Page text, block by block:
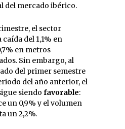
del mercado ibérico.
el sector
del 1,1% en
en metros
Sin embargo, al
del primer semestre
del año anterior, el
siendo favorable:
un 0,9% y el volumen
un 2,2%.